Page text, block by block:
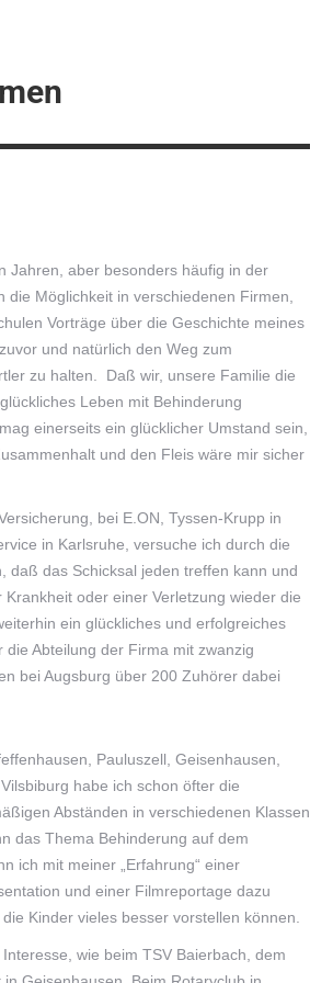
Jahren, aber besonders häufig in der
die Möglichkeit in verschiedenen Firmen,
Vorträge über die Geschichte meines
und natürlich den Weg zum
zu halten. Daß wir, unsere Familie die
Leben mit Behinderung
einerseits ein glücklicher Umstand sein,
und den Fleis wäre mir sicher
bei E.ON, Tyssen-Krupp in
in Karlsruhe, versuche ich durch die
daß das Schicksal jeden treffen kann und
oder einer Verletzung wieder die
ein glückliches und erfolgreiches
Abteilung der Firma mit zwanzig
bei Augsburg über 200 Zuhörer dabei
Pauluszell, Geisenhausen,
habe ich schon öfter die
Abständen in verschiedenen Klassen
das Thema Behinderung auf dem
ich mit meiner „Erfahrung“ einer
und einer Filmreportage dazu
Kinder vieles besser vorstellen können.
wie beim TSV Baierbach, dem